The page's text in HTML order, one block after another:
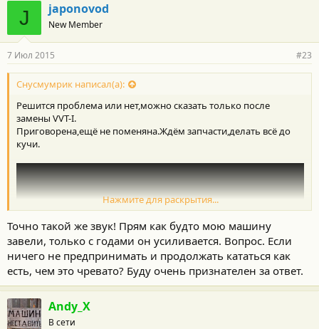
J japonovod
New Member
7 Июл 2015 #23
Снусмумрик написал(а):
Решится проблема или нет,можно сказать только после
замены VVT-I.
Приговорена,ещё не поменяна.Ждём запчасти,делать всё до
кучи.
Нажмите для раскрытия...
Точно такой же звук! Прям как будто мою машину
завели, только с годами он усиливается. Вопрос. Если
ничего не предпринимать и продолжать кататься как
есть, чем это чревато? Буду очень признателен за ответ.
Andy_X
В сети